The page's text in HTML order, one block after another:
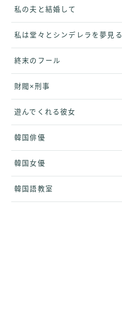
私の夫と結婚して
私は堂々とシンデレラを夢見る
終末のフール
財閥×刑事
遊んでくれる彼女
韓国俳優
韓国女優
韓国語教室